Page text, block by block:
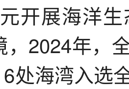
开展海洋
，2024年，
处海湾入选